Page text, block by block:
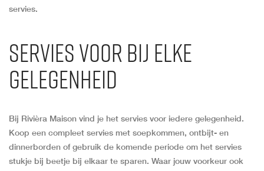
servies.
Servies voor bij elke
gelegenheid
Bij Rivièra Maison vind je het servies voor iedere gelegenheid.
Koop een compleet servies met soepkommen, ontbijt- en
dinnerborden of gebruik de komende periode om het servies
stukje bij beetje bij elkaar te sparen. Waar jouw voorkeur ook